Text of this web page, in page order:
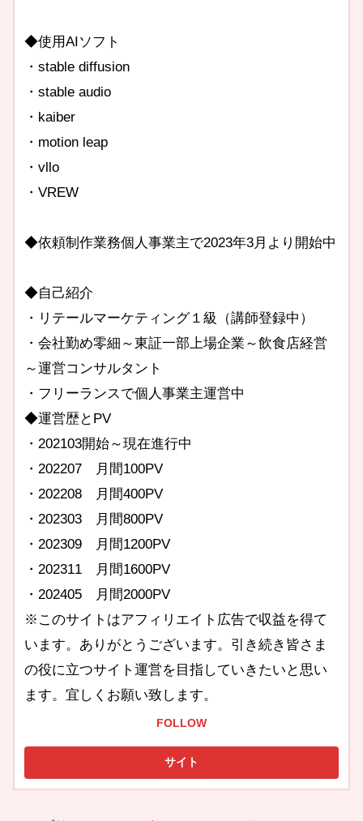
◆使用AIソフト
・stable diffusion
・stable audio
・kaiber
・motion leap
・vllo
・VREW
◆依頼制作業務個人事業主で2023年3月より開始中
◆自己紹介
・リテールマーケティング１級（講師登録中）
・会社勤め零細～東証一部上場企業～飲食店経営
～運営コンサルタント
・フリーランスで個人事業主運営中
◆運営歴とPV
・202103開始～現在進行中
・202207 月間100PV
・202208 月間400PV
・202303 月間800PV
・202309 月間1200PV
・202311 月間1600PV
・202405 月間2000PV
※このサイトはアフィリエイト広告で収益を得て
います。ありがとうございます。引き続き皆さま
の役に立つサイト運営を目指していきたいと思い
ます。宜しくお願い致します。
FOLLOW